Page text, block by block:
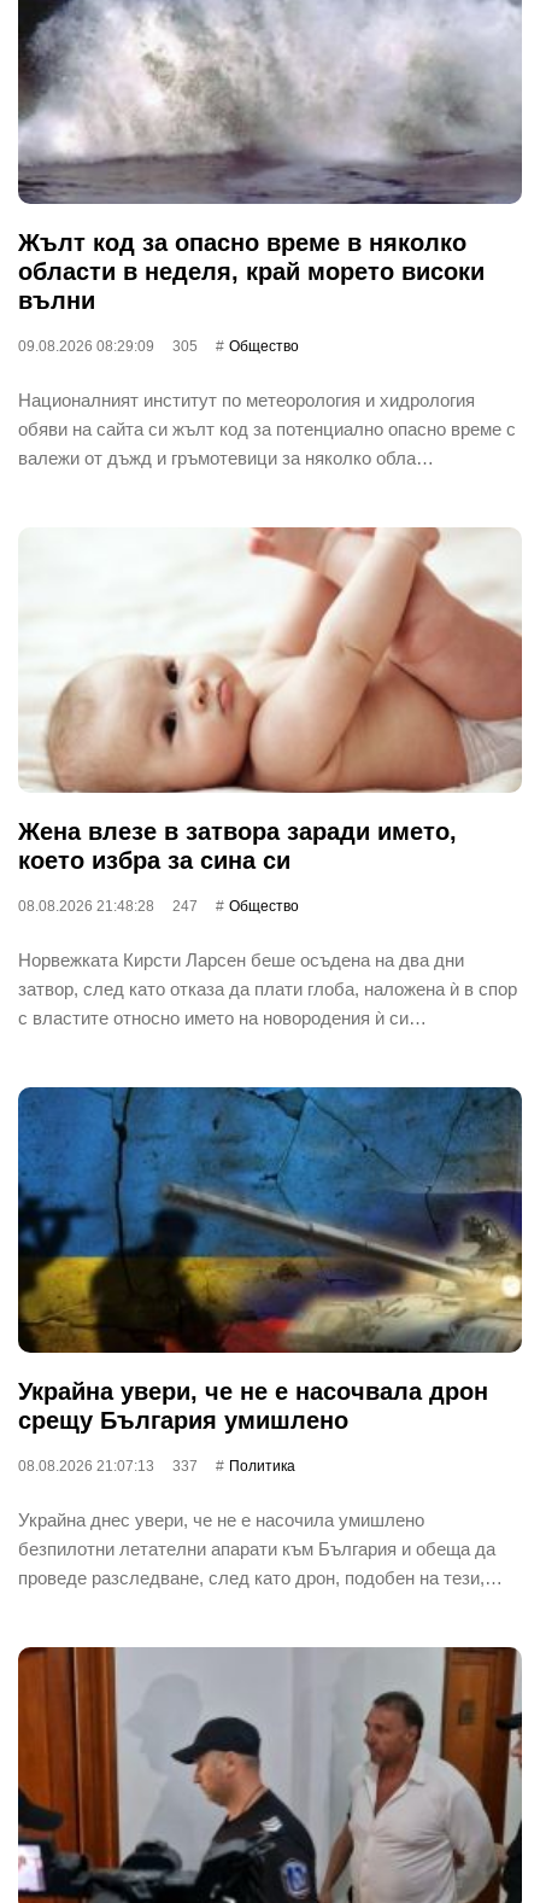
Жълт код за опасно време в няколко
области в неделя, край морето високи
вълни
09.08.2026 08:29:09 305 Общество
Националният институт по метеорология и хидрология
обяви на сайта си жълт код за потенциално опасно време с
валежи от дъжд и гръмотевици за няколко обла…
Жена влезе в затвора заради името,
което избра за сина си
08.08.2026 21:48:28 247 Общество
Норвежката Кирсти Ларсен беше осъдена на два дни
затвор, след като отказа да плати глоба, наложена ѝ в спор
с властите относно името на новородения ѝ си…
Украйна увери, че не е насочвала дрон
срещу България умишлено
08.08.2026 21:07:13 337 Политика
Украйна днес увери, че не е насочила умишлено
безпилотни летателни апарати към България и обеща да
проведе разследване, след като дрон, подобен на тези,…